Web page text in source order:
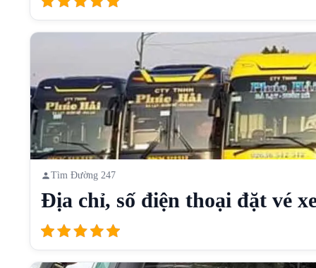
Tìm Đường 247
Địa chỉ, số điện thoại đặt vé